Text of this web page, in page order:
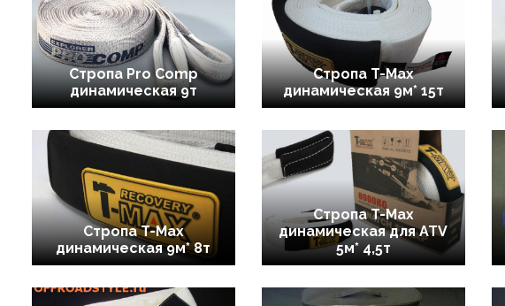
Стропа Pro Comp
динамическая 9т
Стропа T-Max
динамическая 9м* 15т
Стропа T-Max
динамическая 9м* 8т
Стропа T-Max
динамическая для ATV
5м* 4,5т